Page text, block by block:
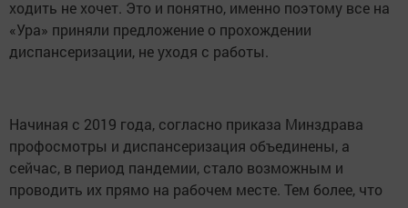
ходить не хочет. Это и понятно, именно поэтому все на
«Ура» приняли предложение о прохождении
диспансеризации, не уходя с работы.
Начиная с 2019 года, согласно приказа Минздрава
профосмотры и диспансеризация объединены, а
сейчас, в период пандемии, стало возможным и
проводить их прямо на рабочем месте. Тем более, что